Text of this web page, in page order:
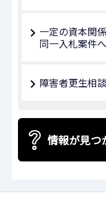
一定の資本関
同一入札案件
障害者更生相
情報が見つ